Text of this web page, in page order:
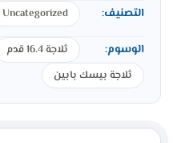
التصنيف: Uncategorized
الوسوم: ثلاجة 16.4 قدم
ثلاجة بيسك بابين